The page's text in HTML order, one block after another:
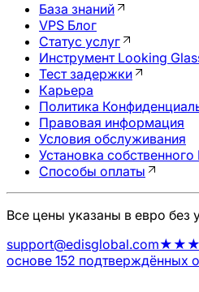
База знаний
VPS Блог
Статус услуг
Инструмент Looking
Тест задержки
Карьера
Политика
Правовая информация
Условия обслуживания
Установка собственного
Способы оплаты
Все цены указаны в евро без
support@edisglobal.com
основе 152 подтверждённых